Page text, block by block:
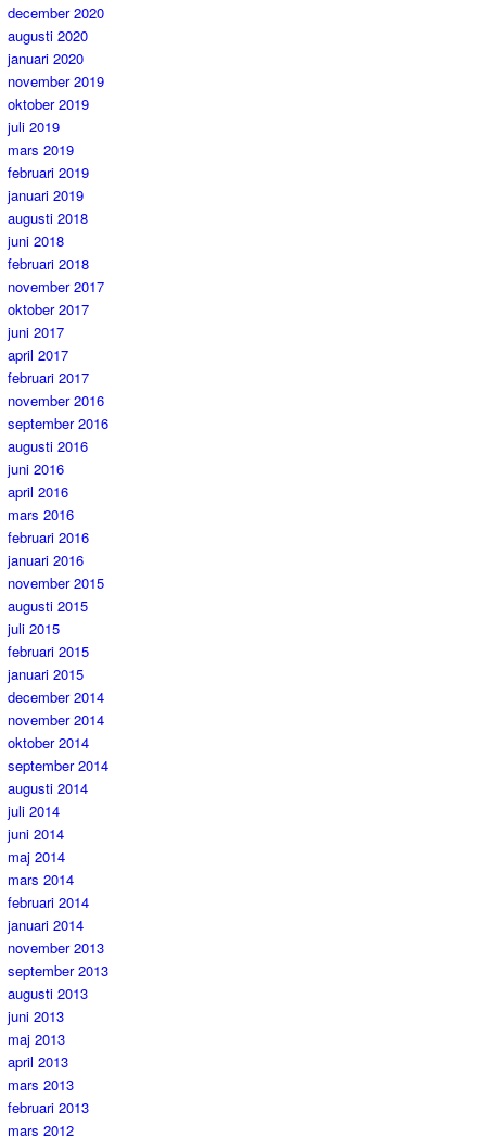
december 2020
augusti 2020
januari 2020
november 2019
oktober 2019
juli 2019
mars 2019
februari 2019
januari 2019
augusti 2018
juni 2018
februari 2018
november 2017
oktober 2017
juni 2017
april 2017
februari 2017
november 2016
september 2016
augusti 2016
juni 2016
april 2016
mars 2016
februari 2016
januari 2016
november 2015
augusti 2015
juli 2015
februari 2015
januari 2015
december 2014
november 2014
oktober 2014
september 2014
augusti 2014
juli 2014
juni 2014
maj 2014
mars 2014
februari 2014
januari 2014
november 2013
september 2013
augusti 2013
juni 2013
maj 2013
april 2013
mars 2013
februari 2013
mars 2012